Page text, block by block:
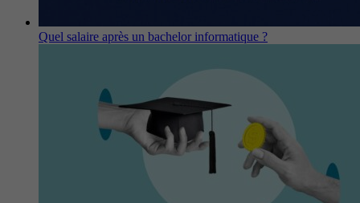
Quel salaire après un bachelor informatique ?